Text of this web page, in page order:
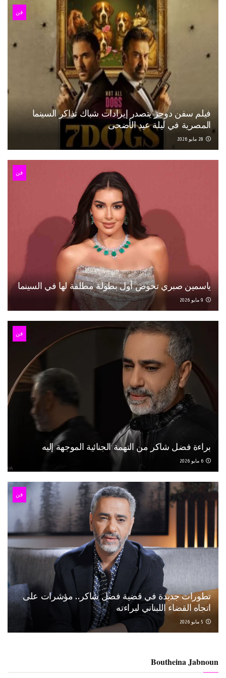
فن
فيلم سفن دوجز يتصدر إيرادات شباك تذاكر السينما
المصرية في ليلة عيد الأضحى
فن
ياسمين صبري تخوض أول بطولة مطلقة لها في السينما
فن
براءة فضل شاكر من التهمة الجنائية الموجهة إليه
فن
تطورات جديدة في قضية فضل شاكر.. مؤشرات على
اتجاه القضاء اللبناني لبراءته
Boutheina Jabnoun